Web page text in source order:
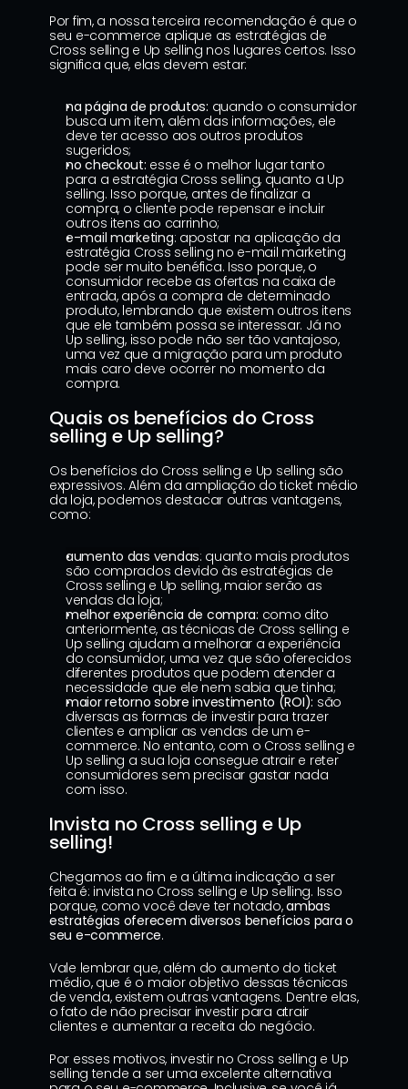
Por fim, a nossa terceira recomendação é que o
seu e-commerce aplique as estratégias de
Cross selling e Up selling nos lugares certos. Isso
significa que, elas devem estar:
na página de produtos: quando o consumidor
busca um item, além das informações, ele
deve ter acesso aos outros produtos
sugeridos;
no checkout: esse é o melhor lugar tanto
para a estratégia Cross selling, quanto a Up
selling. Isso porque, antes de finalizar a
compra, o cliente pode repensar e incluir
outros itens ao carrinho;
e-mail marketing: apostar na aplicação da
estratégia Cross selling no e-mail marketing
pode ser muito benéfica. Isso porque, o
consumidor recebe as ofertas na caixa de
entrada, após a compra de determinado
produto, lembrando que existem outros itens
que ele também possa se interessar. Já no
Up selling, isso pode não ser tão vantajoso,
uma vez que a migração para um produto
mais caro deve ocorrer no momento da
compra.
Quais os benefícios do Cross
selling e Up selling?
Os benefícios do Cross selling e Up selling são
expressivos. Além da ampliação do ticket médio
da loja, podemos destacar outras vantagens,
como:
aumento das vendas: quanto mais produtos
são comprados devido às estratégias de
Cross selling e Up selling, maior serão as
vendas da loja;
melhor experiência de compra: como dito
anteriormente, as técnicas de Cross selling e
Up selling ajudam a melhorar a experiência
do consumidor, uma vez que são oferecidos
diferentes produtos que podem atender a
necessidade que ele nem sabia que tinha;
maior retorno sobre investimento (ROI): são
diversas as formas de investir para trazer
clientes e ampliar as vendas de um e-
commerce. No entanto, com o Cross selling e
Up selling a sua loja consegue atrair e reter
consumidores sem precisar gastar nada
com isso.
Invista no Cross selling e Up
selling!
Chegamos ao fim e a última indicação a ser
feita é: invista no Cross selling e Up selling. Isso
porque, como você deve ter notado, ambas
estratégias oferecem diversos benefícios para o
seu e-commerce.
Vale lembrar que, além do aumento do ticket
médio, que é o maior objetivo dessas técnicas
de venda, existem outras vantagens. Dentre elas,
o fato de não precisar investir para atrair
clientes e aumentar a receita do negócio.
Por esses motivos, investir no Cross selling e Up
selling tende a ser uma excelente alternativa